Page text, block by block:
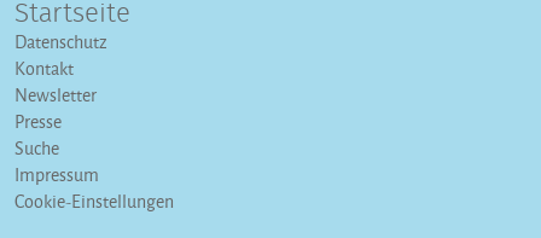
Startseite
Datenschutz
Kontakt
Newsletter
Presse
Suche
Impressum
Cookie-Einstellungen